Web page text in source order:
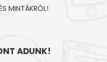
MINTÁKRÓL!
ADUNK!